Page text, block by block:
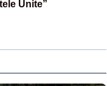
Unite”